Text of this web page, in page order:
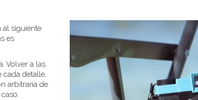
al siguiente
es
Volver a las
cada detalle,
arbitraria de